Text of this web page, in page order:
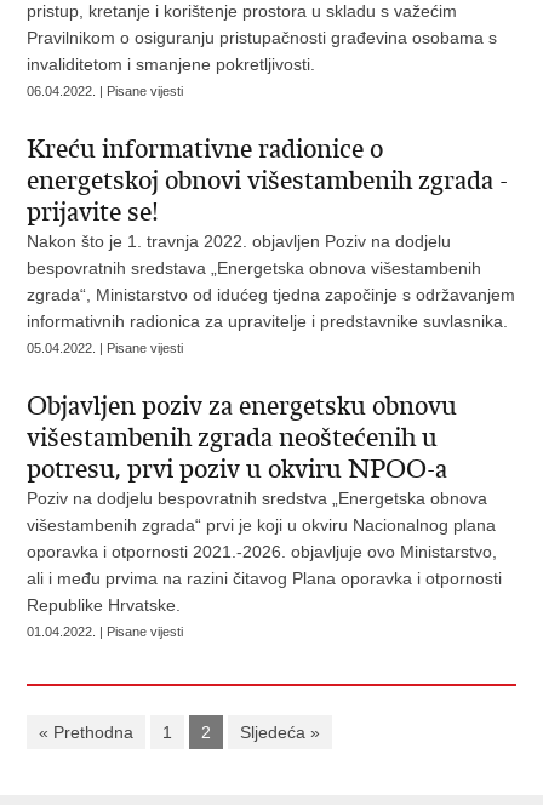
pristup, kretanje i korištenje prostora u skladu s važećim
Pravilnikom o osiguranju pristupačnosti građevina osobama s
invaliditetom i smanjene pokretljivosti.
06.04.2022. | Pisane vijesti
Kreću informativne radionice o
energetskoj obnovi višestambenih zgrada -
prijavite se!
Nakon što je 1. travnja 2022. objavljen Poziv na dodjelu
bespovratnih sredstava „Energetska obnova višestambenih
zgrada“, Ministarstvo od idućeg tjedna započinje s održavanjem
informativnih radionica za upravitelje i predstavnike suvlasnika.
05.04.2022. | Pisane vijesti
Objavljen poziv za energetsku obnovu
višestambenih zgrada neoštećenih u
potresu, prvi poziv u okviru NPOO-a
Poziv na dodjelu bespovratnih sredstva „Energetska obnova
višestambenih zgrada“ prvi je koji u okviru Nacionalnog plana
oporavka i otpornosti 2021.-2026. objavljuje ovo Ministarstvo,
ali i među prvima na razini čitavog Plana oporavka i otpornosti
Republike Hrvatske.
01.04.2022. | Pisane vijesti
« Prethodna 1 2 Sljedeća »